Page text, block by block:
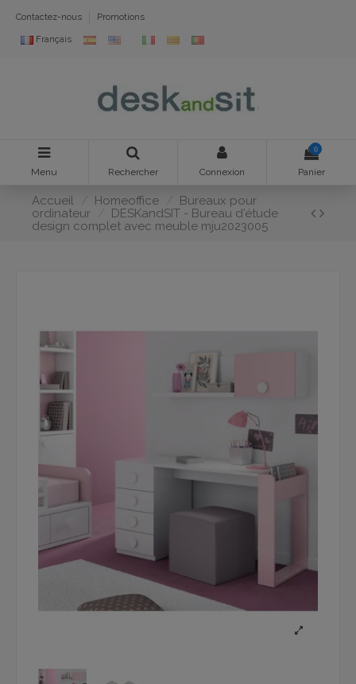
Contactez-nous Promotions
Français
Menu Rechercher Connexion
0
Panier
Accueil Homeoffice
Bureaux pour
ordinateur
DESKandSIT - Bureau d'étude
design complet avec meuble mju2023005